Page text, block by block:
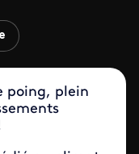
poing, plein